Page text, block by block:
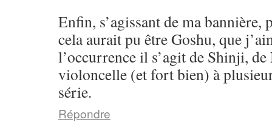
Enfin, s’agissant de ma
cela aurait pu être Goshu, que
l’occurrence il s’agit de Shinji,
violoncelle (et fort bien) à
série.
Répondre